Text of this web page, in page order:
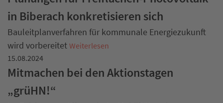
in Biberach konkretisieren sich
Bauleitplanverfahren für kommunale Energiezukunft
wird vorbereitet Weiterlesen
15.08.2024
Mitmachen bei den Aktionstagen
„grüHN!“